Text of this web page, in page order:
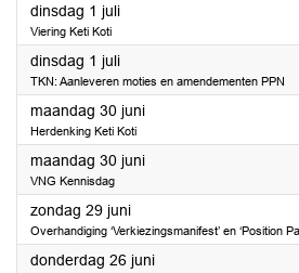
dinsdag 1 juli2025
Viering Keti Koti
dinsdag 1 juli2025
TKN: Aanleveren moties en amendementen PPN
maandag 30 juni2025
Herdenking Keti Koti
maandag 30 juni2025
VNG Kennisdag
zondag 29 juni2025
Overhandiging ‘Verkiezingsmanifest’ en ‘Position
donderdag 26 juni2025